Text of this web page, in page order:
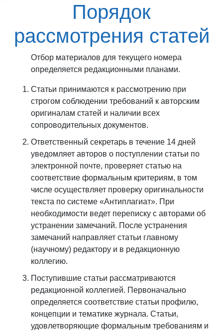
Порядок
рассмотрения статей
Отбор материалов для текущего номера
определяется редакционными планами.
Статьи принимаются к рассмотрению при
строгом соблюдении требований к авторским
оригиналам статей и наличии всех
сопроводительных документов.
Ответственный секретарь в течение 14 дней
уведомляет авторов о поступлении статьи по
электронной почте, проверяет статью на
соответствие формальным критериям, в том
числе осуществляет проверку оригинальности
текста по системе «Антиплагиат». При
необходимости ведет переписку с авторами об
устранении замечаний. После устранения
замечаний направляет статьи главному
(научному) редактору и в редакционную
коллегию.
Поступившие статьи рассматриваются
редакционной коллегией. Первоначально
определяется соответствие статьи профилю,
концепции и тематике журнала. Статьи,
удовлетворяющие формальным требованиям и